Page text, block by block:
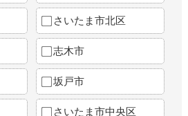
さいたま市北区
志木市
坂戸市
さいたま市中央区